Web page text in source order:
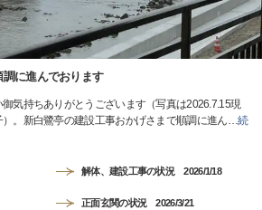
に進んでおります
気持ちありがとうございます（写真は2026.7.15現
。新白鷺亭の建設工事おかげさまで順調に進ん…続
解体、建設工事の状況 2026/1/18
正面玄関の状況 2026/3/21